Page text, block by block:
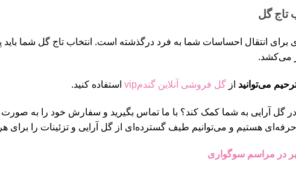
تاج گل
برای انتقال احساسات شما به فرد درگذشته است. انتخاب تاج گل شما
می‌کشد.
می‌توانید ازگل فروشی آنلاین گندمvip استفاده کنید.
در گل آرایی به شما کمک کند؟ با ما تماس بگیرید و سفارش خود را به صورت
حرفه‌ای هستیم و می‌توانیم طیف گسترده‌ای از گل آرایی و تزئینات را برای
در مراسم سوگواری